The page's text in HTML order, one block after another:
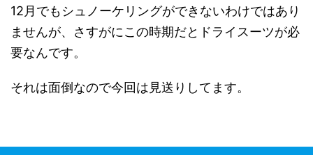
12月でもシュノーケリングができないわけではあり
ませんが、さすがにこの時期だとドライスーツが必
要なんです。
それは面倒なので今回は見送りしてます。